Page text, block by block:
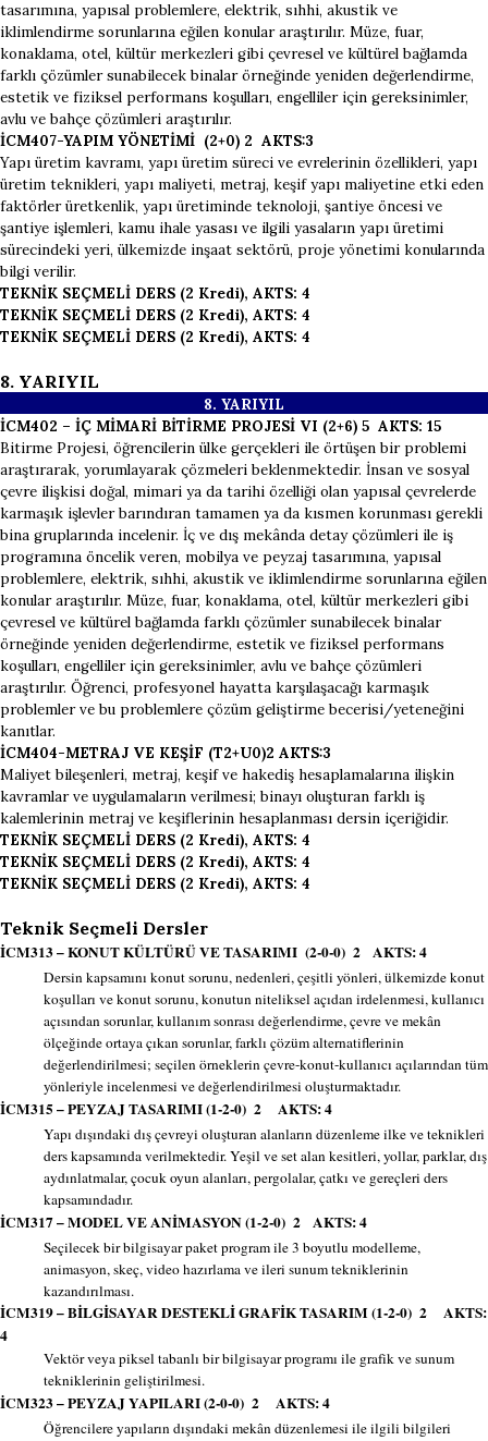
tasarımına, yapısal problemlere, elektrik, sıhhi, akustik ve
iklimlendirme sorunlarına eğilen konular araştırılır. Müze, fuar,
konaklama, otel, kültür merkezleri gibi çevresel ve kültürel bağlamda
farklı çözümler sunabilecek binalar örneğinde yeniden değerlendirme,
estetik ve fiziksel performans koşulları, engelliler için gereksinimler,
avlu ve bahçe çözümleri araştırılır.
İCM407-YAPIM YÖNETİMİ (2+0) 2 AKTS:3
Yapı üretim kavramı, yapı üretim süreci ve evrelerinin özellikleri, yapı
üretim teknikleri, yapı maliyeti, metraj, keşif yapı maliyetine etki eden
faktörler üretkenlik, yapı üretiminde teknoloji, şantiye öncesi ve
şantiye işlemleri, kamu ihale yasası ve ilgili yasaların yapı üretimi
sürecindeki yeri, ülkemizde inşaat sektörü, proje yönetimi konularında
bilgi verilir.
TEKNİK SEÇMELİ DERS (2 Kredi), AKTS: 4
TEKNİK SEÇMELİ DERS (2 Kredi), AKTS: 4
TEKNİK SEÇMELİ DERS (2 Kredi), AKTS: 4
8. YARIYIL
8. YARIYIL
İCM402 – İÇ MİMARİ BİTİRME PROJESİ VI (2+6) 5 AKTS: 15
Bitirme Projesi, öğrencilerin ülke gerçekleri ile örtüşen bir problemi
araştırarak, yorumlayarak çözmeleri beklenmektedir. İnsan ve sosyal
çevre ilişkisi doğal, mimari ya da tarihi özelliği olan yapısal çevrelerde
karmaşık işlevler barındıran tamamen ya da kısmen korunması gerekli
bina gruplarında incelenir. İç ve dış mekânda detay çözümleri ile iş
programına öncelik veren, mobilya ve peyzaj tasarımına, yapısal
problemlere, elektrik, sıhhi, akustik ve iklimlendirme sorunlarına eğilen
konular araştırılır. Müze, fuar, konaklama, otel, kültür merkezleri gibi
çevresel ve kültürel bağlamda farklı çözümler sunabilecek binalar
örneğinde yeniden değerlendirme, estetik ve fiziksel performans
koşulları, engelliler için gereksinimler, avlu ve bahçe çözümleri
araştırılır. Öğrenci, profesyonel hayatta karşılaşacağı karmaşık
problemler ve bu problemlere çözüm geliştirme becerisi/yeteneğini
kanıtlar.
İCM404-METRAJ VE KEŞİF (T2+U0)2 AKTS:3
Maliyet bileşenleri, metraj, keşif ve hakediş hesaplamalarına ilişkin
kavramlar ve uygulamaların verilmesi; binayı oluşturan farklı iş
kalemlerinin metraj ve keşiflerinin hesaplanması dersin içeriğidir.
TEKNİK SEÇMELİ DERS (2 Kredi), AKTS: 4
TEKNİK SEÇMELİ DERS (2 Kredi), AKTS: 4
TEKNİK SEÇMELİ DERS (2 Kredi), AKTS: 4
Teknik Seçmeli Dersler
İCM313 – KONUT KÜLTÜRÜ VE TASARIMI (2-0-0) 2 AKTS: 4
Dersin kapsamını konut sorunu, nedenleri, çeşitli yönleri, ülkemizde konut
koşulları ve konut sorunu, konutun niteliksel açıdan irdelenmesi, kullanıcı
açısından sorunlar, kullanım sonrası değerlendirme, çevre ve mekân
ölçeğinde ortaya çıkan sorunlar, farklı çözüm alternatiflerinin
değerlendirilmesi; seçilen örneklerin çevre-konut-kullanıcı açılarından tüm
yönleriyle incelenmesi ve değerlendirilmesi oluşturmaktadır.
İCM315 – PEYZAJ TASARIMI (1-2-0) 2 AKTS: 4
Yapı dışındaki dış çevreyi oluşturan alanların düzenleme ilke ve teknikleri
ders kapsamında verilmektedir. Yeşil ve set alan kesitleri, yollar, parklar, dış
aydınlatmalar, çocuk oyun alanları, pergolalar, çatkı ve gereçleri ders
kapsamındadır.
İCM317 – MODEL VE ANİMASYON (1-2-0) 2 AKTS: 4
Seçilecek bir bilgisayar paket program ile 3 boyutlu modelleme,
animasyon, skeç, video hazırlama ve ileri sunum tekniklerinin
kazandırılması.
İCM319 – BİLGİSAYAR DESTEKLİ GRAFİK TASARIM (1-2-0) 2 AKTS:
4
Vektör veya piksel tabanlı bir bilgisayar programı ile grafik ve sunum
tekniklerinin geliştirilmesi.
İCM323 – PEYZAJ YAPILARI (2-0-0) 2 AKTS: 4
Öğrencilere yapıların dışındaki mekân düzenlemesi ile ilgili bilgileri